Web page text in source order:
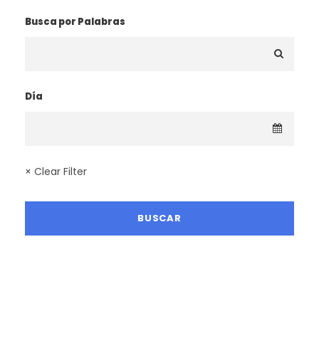
Busca por Palabras
Día
× Clear Filter